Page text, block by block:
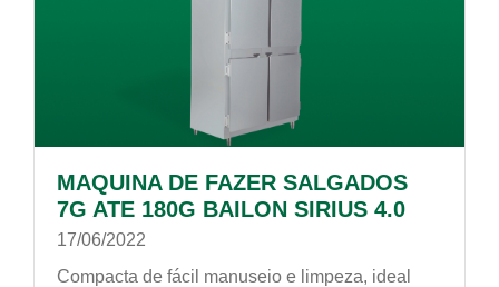
MAQUINA DE FAZER SALGADOS
7G ATE 180G BAILON SIRIUS 4.0
17/06/2022
Compacta de fácil manuseio e limpeza, ideal